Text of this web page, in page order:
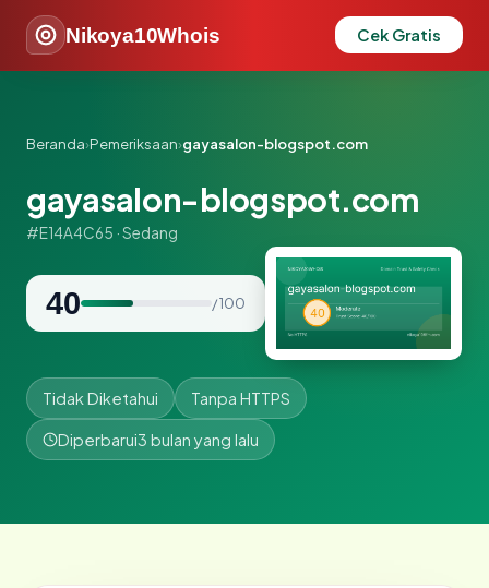
Nikoya10Whois Cek Gratis
Beranda›Pemeriksaan›gayasalon-blogspot.com
gayasalon-blogspot.com
#E14A4C65 · Sedang
40 / 100
Tidak Diketahui Tanpa HTTPS
Diperbarui3 bulan yang lalu